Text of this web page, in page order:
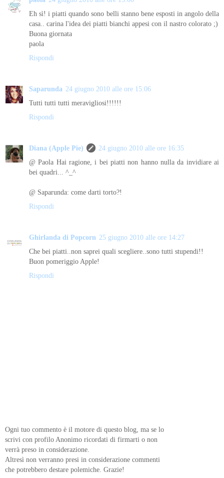
Eh sì! i piatti quando sono belli stanno bene esposti in angolo della
casa.. carina l'idea dei piatti bianchi appesi con il nastro colorato ;)
Buona giornata
paola
Rispondi
Saparunda 24 giugno 2010 alle ore 15:06
Tutti tutti tutti meravigliosi!!!!!!
Rispondi
Diana (Apple Pie)
24 giugno 2010 alle ore 16:35
@ Paola Hai ragione, i bei piatti non hanno nulla da invidiare ai
bei quadri... ^_^
@ Saparunda: come darti torto?!
Rispondi
Ghirlanda di Popcorn 25 giugno 2010 alle ore 14:27
Che bei piatti..non saprei quali scegliere..sono tutti stupendi!!
Buon pomeriggio Apple!
Rispondi
Ogni tuo commento è il motore di questo blog, ma se lo
scrivi con profilo Anonimo ricordati di firmarti o non
verrà preso in considerazione.
Altresì non verranno presi in considerazione commenti
che potrebbero destare polemiche. Grazie!